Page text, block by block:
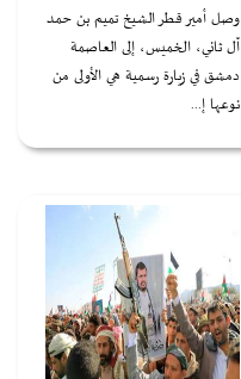
وصل أمير قطر الشيخ تميم بن حمد
آل ثاني، الخميس، إلى العاصمة
دمشق في زيارة رسمية هي الأولى من
نوعها إ...